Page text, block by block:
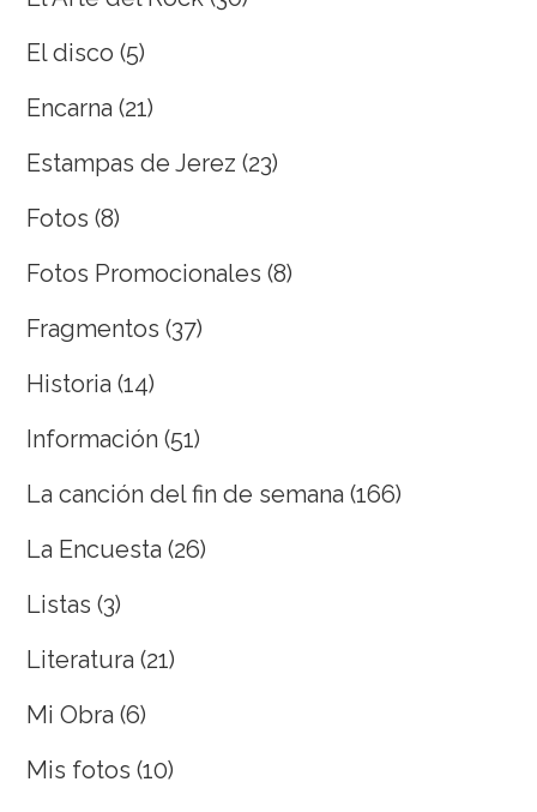
El disco (5)
Encarna (21)
Estampas de Jerez (23)
Fotos (8)
Fotos Promocionales (8)
Fragmentos (37)
Historia (14)
Información (51)
La canción del fin de semana (166)
La Encuesta (26)
Listas (3)
Literatura (21)
Mi Obra (6)
Mis fotos (10)